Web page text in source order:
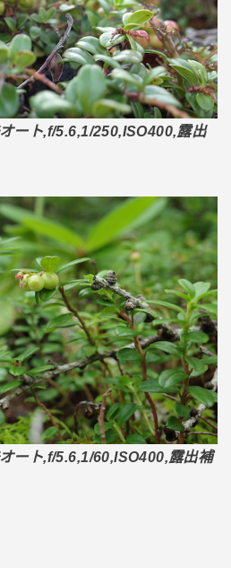
ート,f/5.6,1/250,ISO400,露出
ート,f/5.6,1/60,ISO400,露出補